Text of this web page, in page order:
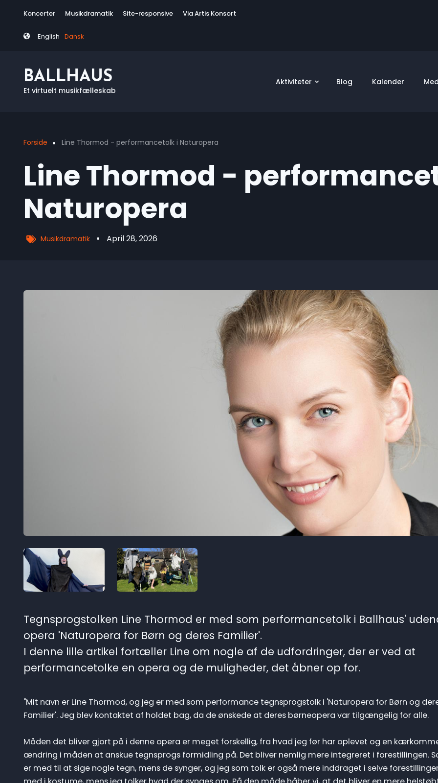
content
Tag
Koncerter Musikdramatik Site-responsive Via Artis Konsort
English Dansk
BALLHAUS
Et virtuelt musikfælleskab
Aktiviteter Blog Kalender
Breadcrumb
Forside Line Thormod - performancetolk i Naturopera
Line Thormod -
Naturopera
Musikdramatik April 28, 2026
Tegnsprogstolken Line Thormod er med som performancetolk i Ballhaus'
opera 'Naturopera for Børn og deres Familier'.
I denne lille artikel fortæller Line om nogle af de udfordringer, der er ved at
performancetolke en opera og de muligheder, det åbner op for.
"Mit navn er Line Thormod, og jeg er med som performance tegnsprogstolk i 'Naturopera for Børn og
Familier'. Jeg blev kontaktet af holdet bag, da de ønskede at deres børneopera var tilgængelig for alle.
Måden det bliver gjort på i denne opera er meget forskellig, fra hvad jeg før har oplevet og en
ændring i måden at anskue tegnsprogs formidling på. Det bliver nemlig mere integreret i forestillingen.
er med til at sige nogle tegn, mens de synger, og jeg som tolk er også mere inddraget i selve